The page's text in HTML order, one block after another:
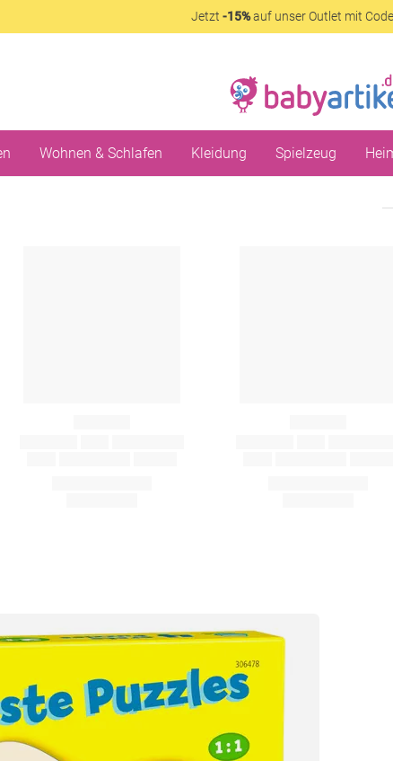
Jetzt -15%auf unser Outlet mit
Wohnen & Schlafen Kleidung Spielzeug